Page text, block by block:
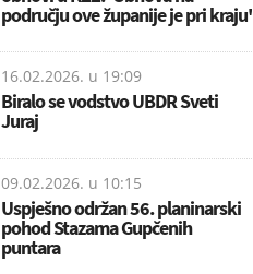
području ove županije je pri kraju'
16.02.2026. u 19:09
Biralo se vodstvo UBDR Sveti
Juraj
09.02.2026. u 10:15
Uspješno održan 56. planinarski
pohod Stazama Gupčenih
puntara